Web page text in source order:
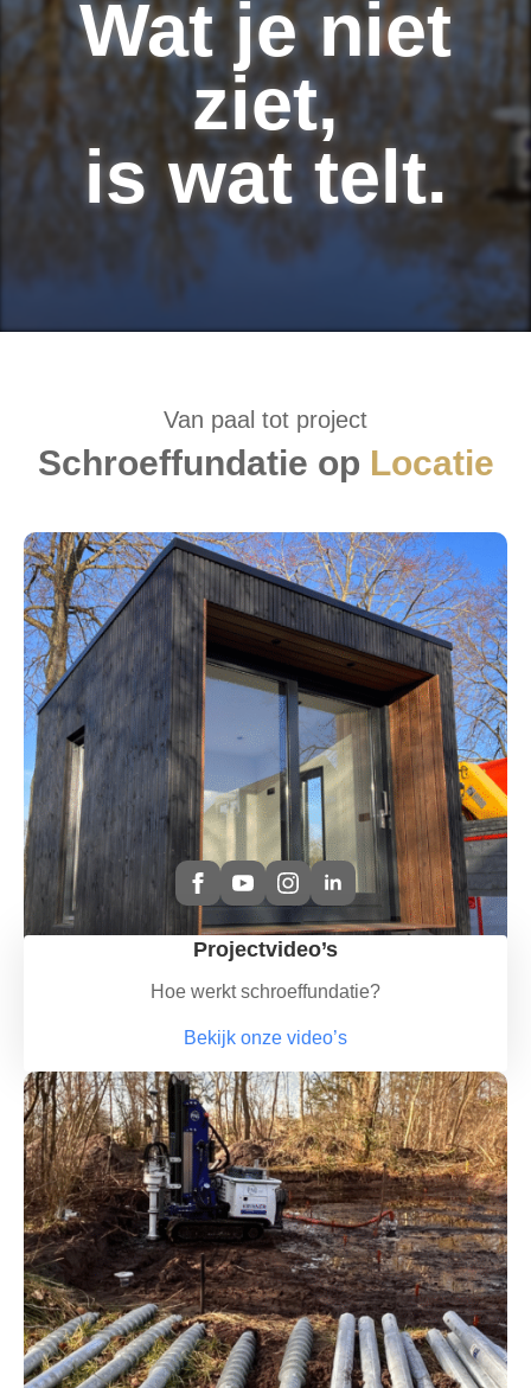
Wat je niet
ziet,
is wat telt.
Van paal tot project
Schroeffundatie op Locatie
Projectvideo’s
Hoe werkt schroeffundatie?
Bekijk onze video’s